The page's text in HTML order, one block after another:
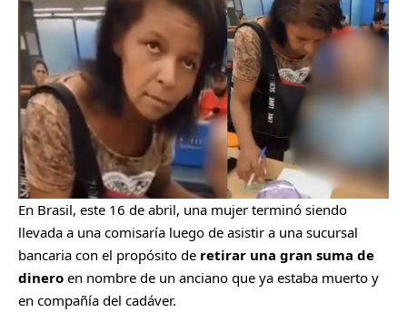
En Brasil, este 16 de abril, una mujer terminó siendo
llevada a una comisaría luego de asistir a una sucursal
bancaria con el propósito de retirar una gran suma de
dinero en nombre de un anciano que ya estaba muerto y
en compañía del cadáver.